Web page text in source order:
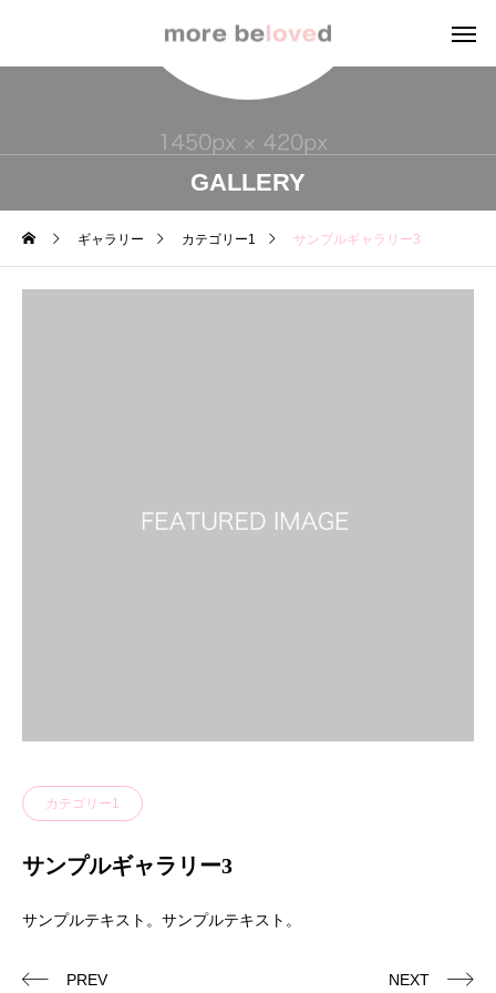
GALLERY
ギャラリー カテゴリー1 サンプルギャラリー3
カテゴリー1
サンプルギャラリー3
サンプルテキスト。サンプルテキスト。
PREV NEXT